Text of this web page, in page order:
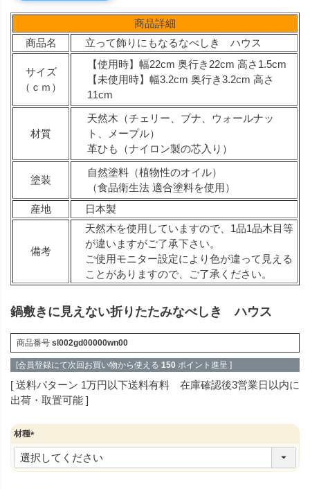
商品詳細
商品名
立って飾りにもなるなべしき ハウス
サイズ
（ｃｍ）
【使用時】幅22cm 奥行き22cm 高さ1.5cm
【未使用時】幅3.2cm 奥行き3.2cm 高さ
11cm
材質
天然木（チェリー、ブナ、ウォールナッ
ト、メープル）
革ひも（ナイロン製の芯入り）
塗装
自然塗料（植物性のオイル）
（食品衛生法 適合塗料を使用）
産地
日本製
備考
天然木を使用していますので、1品1品木目等
が違いますがご了承下さい。
ご使用モニター設定により色が違って見える
ことがありますので、ご了承ください。
鍋敷きに見えない折りたたみなべしき ハウス
商品番号 sl002gd00000wn00
[会員登録にて次回お買い物から使える 150 ポイント進呈 ]
送料パターン 1万円以下送料有料 在庫確認後3営業日以内に
出荷・取置可能
材種
(
必
須